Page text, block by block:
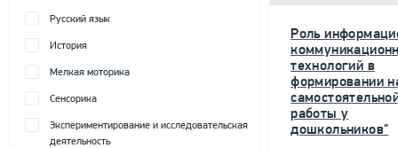
Русский язык
История
Мелкая моторика
Сенсорика
Экспериментирование и исследовательская
деятельность
Роль
технологий в
формировании
работы у
дошкольников"